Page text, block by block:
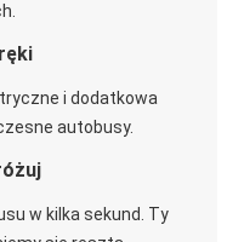
i dodatkowa
autobusy.
w kilka sekund. Ty